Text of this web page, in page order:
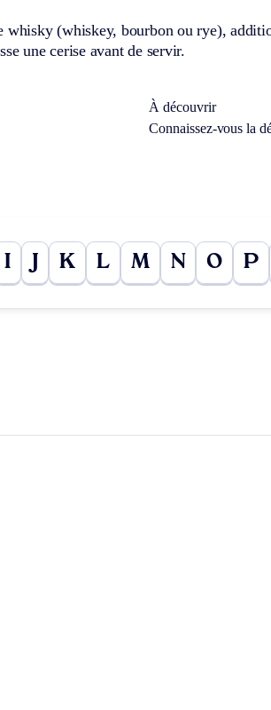
whisky (whiskey, bourbon ou rye),
une cerise avant de servir.
À découvrir
Connaissez-vous la
I K L M N O P